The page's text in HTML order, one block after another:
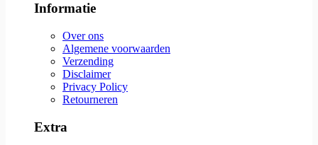
Informatie
Over ons
Algemene voorwaarden
Verzending
Disclaimer
Privacy Policy
Retourneren
Extra